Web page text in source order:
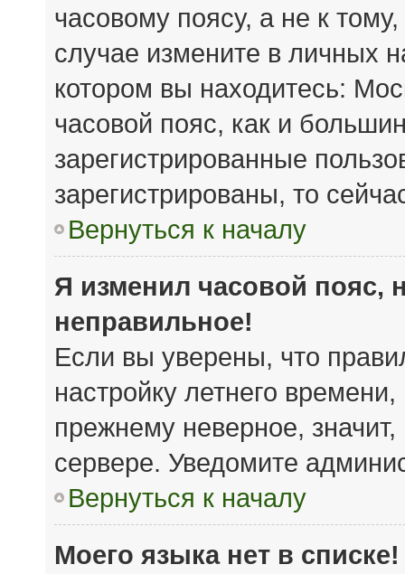
часовому поясу, а не к
случае измените в личных
котором вы находитесь:
часовой пояс, как и
зарегистрированные
зарегистрированы, то
Вернуться к началу
Я изменил часовой пояс,
неправильное!
Если вы уверены, что
настройку летнего
прежнему неверное,
сервере. Уведомите
Вернуться к началу
Моего языка нет в списке!